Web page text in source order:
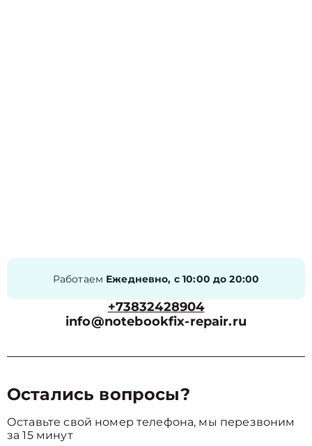
Работаем Ежедневно, с 10:00 до 20:00
+73832428904
info@notebookfix-repair.ru
Остались вопросы?
Оставьте свой номер телефона, мы перезвоним
за 15 минут